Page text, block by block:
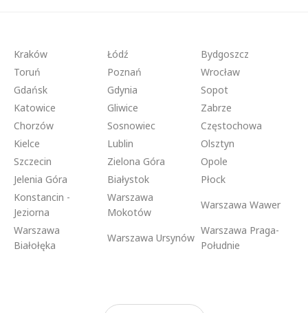
Kraków Łódź
Bydgoszcz
Toruń
Poznań
Wrocław
Gdańsk
Gdynia
Sopot
Katowice
Gliwice
Zabrze
Chorzów
Sosnowiec
Częstochowa
Kielce
Lublin
Olsztyn
Szczecin
Zielona Góra
Opole
Jelenia Góra
Białystok
Płock
Konstancin -
Jeziorna
Warszawa
Mokotów
Warszawa Wawer
Warszawa
Białołęka
Warszawa Ursynów
Warszawa Praga-
Południe